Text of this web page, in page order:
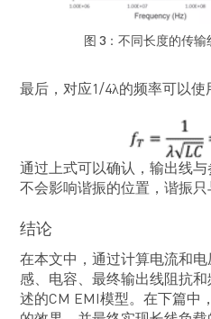
图 3：不同长度的传
最后，对应1/4λ的频率可以使
通过上式可以确认，输出线
不会影响谐振的位置，谐振只
结论
在本文中，通过计算电流和
感、电容、最终输出线阻抗
述的CM EMI模型。在下篇中